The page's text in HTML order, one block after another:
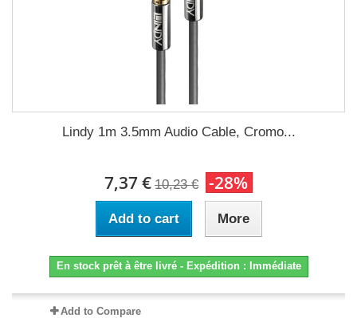
Lindy 1m 3.5mm Audio Cable, Cromo...
7,37 € 10,23 € -28%
Add to cart More
En stock prêt à être livré - Expédition : Immédiate
Add to Compare